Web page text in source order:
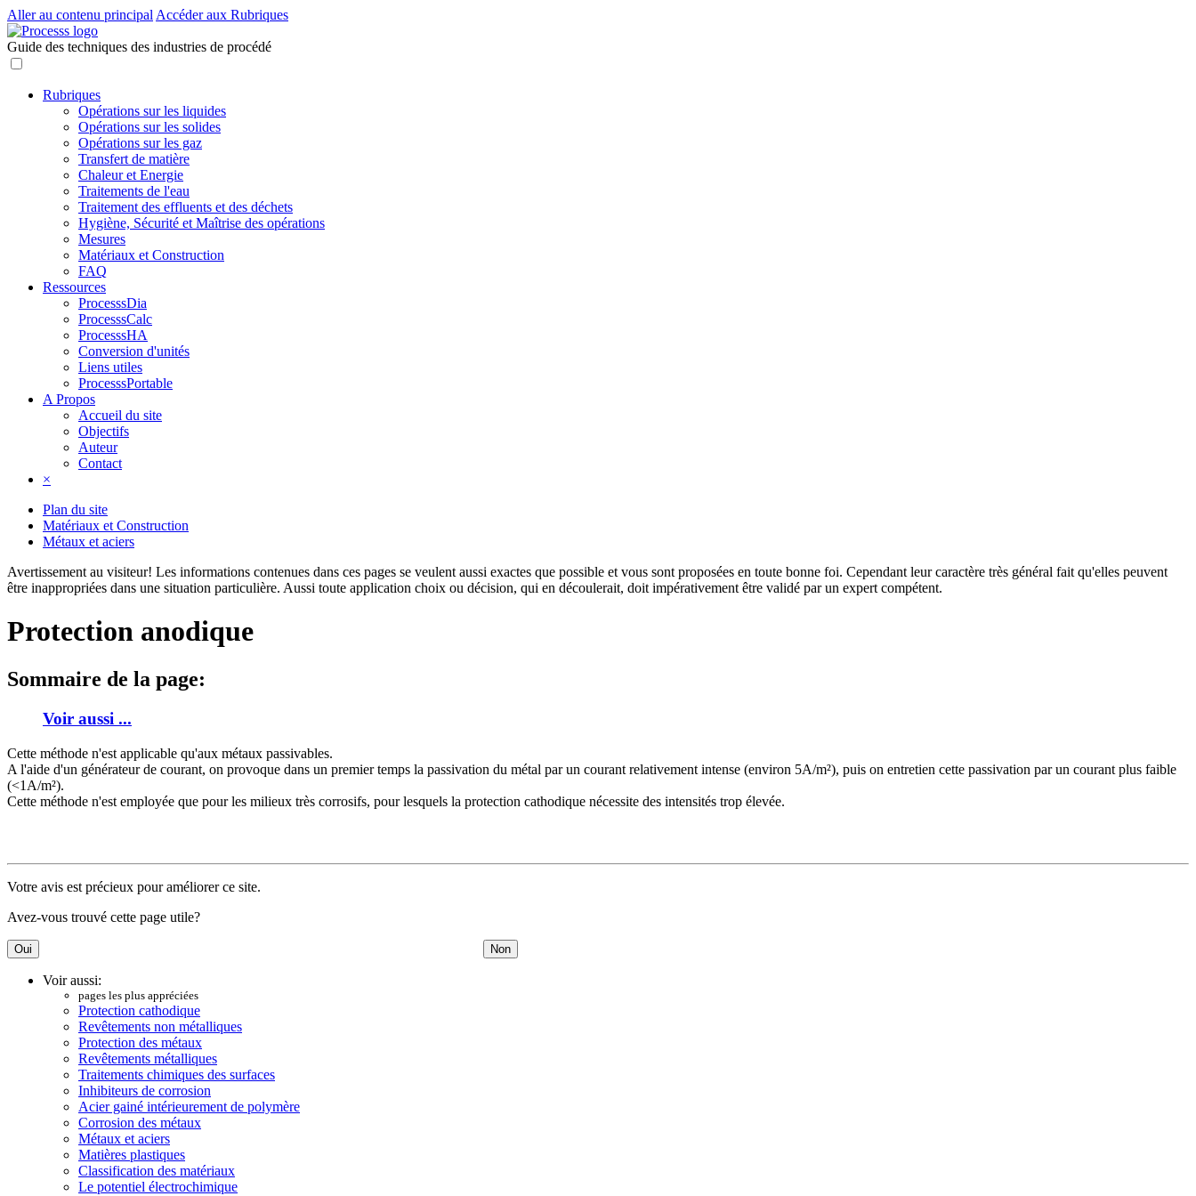
Aller au contenu principal Accéder aux Rubriques
Guide des techniques des industries de procédé
Rubriques
Opérations sur les liquides
Opérations sur les solides
Opérations sur les gaz
Transfert de matière
Chaleur et Energie
Traitements de l'eau
Traitement des effluents et des déchets
Hygiène, Sécurité et Maîtrise des opérations
Mesures
Matériaux et Construction
FAQ
Ressources
ProcesssDia
ProcesssCalc
ProcesssHA
Conversion d'unités
Liens utiles
ProcesssPortable
A Propos
Accueil du site
Objectifs
Auteur
Contact
×
Plan du site
Matériaux et Construction
Métaux et aciers
Avertissement au visiteur! Les informations contenues dans ces pages se veulent aussi exactes que possible et vous sont proposées en toute bonne foi. Cependant leur caractère très général fait qu'elles peuvent
être inappropriées dans une situation particulière. Aussi toute application choix ou décision, qui en découlerait, doit impérativement être validé par un expert compétent.
Protection anodique
Sommaire de la page:
Voir aussi ...
Cette méthode n'est applicable qu'aux métaux passivables.
A l'aide d'un générateur de courant, on provoque dans un premier temps la passivation du métal par un courant relativement intense (environ 5A/m²), puis on entretien cette passivation par un courant plus faible
(<1A/m²).
Cette méthode n'est employée que pour les milieux très corrosifs, pour lesquels la protection cathodique nécessite des intensités trop élevée.
Votre avis est précieux pour améliorer ce site.
Avez-vous trouvé cette page utile?
Voir aussi:
pages les plus appréciées
Protection cathodique
Revêtements non métalliques
Protection des métaux
Revêtements métalliques
Traitements chimiques des surfaces
Inhibiteurs de corrosion
Acier gainé intérieurement de polymère
Corrosion des métaux
Métaux et aciers
Matières plastiques
Classification des matériaux
Le potentiel électrochimique